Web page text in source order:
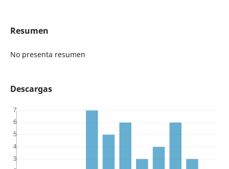
Resumen
No presenta resumen
Descargas